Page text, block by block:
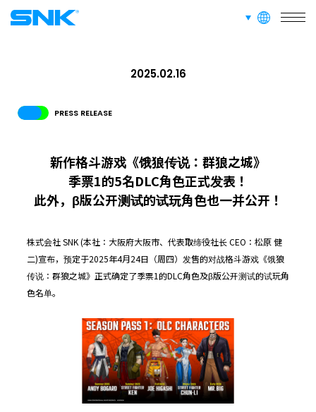
languages
PRESS RELEASE
2025.02.16
新作格斗游戏《饿狼传说：群狼之城》
季票1的5名DLC角色正式发表！
此外，β版公开测试的试玩角色也一并公开！
株式会社 SNK (本社：大阪府大阪市、代表取缔役社长 CEO：松原 健
二)宣布，预定于2025年4月24日（周四）发售的对战格斗游戏《饿狼
传说：群狼之城》正式确定了季票1的DLC角色及β版公开测试的试玩角
色名单。